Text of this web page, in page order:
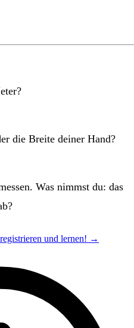
die Breite deiner Hand?
Was nimmst du: das
und lernen! →